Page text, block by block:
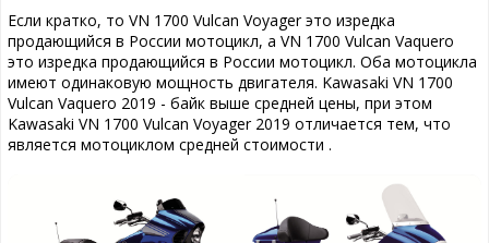
Если кратко, то VN 1700 Vulcan Voyager это изредка
продающийся в России мотоцикл, а VN 1700 Vulcan Vaquero
это изредка продающийся в России мотоцикл. Оба мотоцикла
имеют одинаковую мощность двигателя. Kawasaki VN 1700
Vulcan Vaquero 2019 - байк выше средней цены, при этом
Kawasaki VN 1700 Vulcan Voyager 2019 отличается тем, что
является мотоциклом средней стоимости .